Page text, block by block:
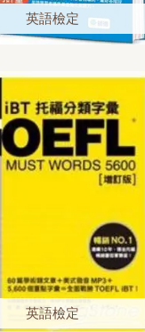
英語檢定
英語檢定